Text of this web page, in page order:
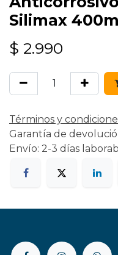
Silimax
$ 2.990
Términos y
Garantía de
Envío: 2-3 días